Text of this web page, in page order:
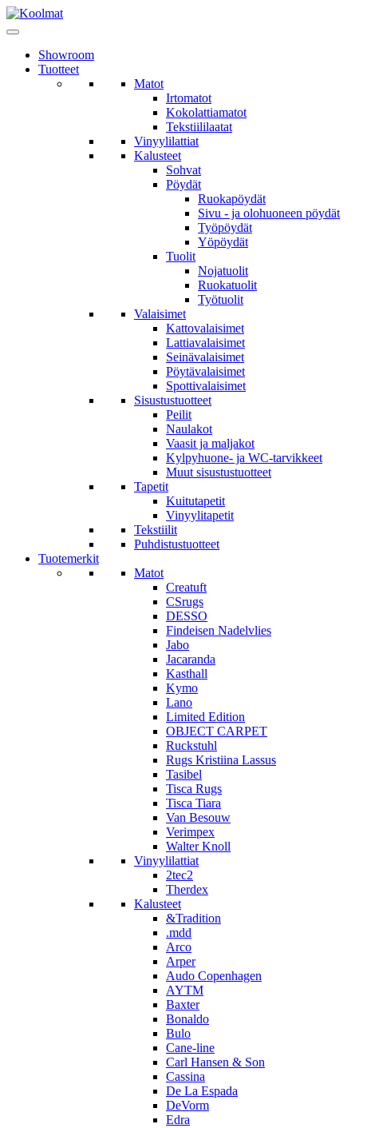
Showroom
Tuotteet
Matot
Irtomatot
Kokolattiamatot
Tekstiililaatat
Vinyylilattiat
Kalusteet
Sohvat
Pöydät
Ruokapöydät
Sivu - ja olohuoneen pöydät
Työpöydät
Yöpöydät
Tuolit
Nojatuolit
Ruokatuolit
Työtuolit
Valaisimet
Kattovalaisimet
Lattiavalaisimet
Seinävalaisimet
Pöytävalaisimet
Spottivalaisimet
Sisustustuotteet
Peilit
Naulakot
Vaasit ja maljakot
Kylpyhuone- ja WC-tarvikkeet
Muut sisustustuotteet
Tapetit
Kuitutapetit
Vinyylitapetit
Tekstiilit
Puhdistustuotteet
Tuotemerkit
Matot
Creatuft
CSrugs
DESSO
Findeisen Nadelvlies
Jabo
Jacaranda
Kasthall
Kymo
Lano
Limited Edition
OBJECT CARPET
Ruckstuhl
Rugs Kristiina Lassus
Tasibel
Tisca Rugs
Tisca Tiara
Van Besouw
Verimpex
Walter Knoll
Vinyylilattiat
2tec2
Therdex
Kalusteet
&Tradition
.mdd
Arco
Arper
Audo Copenhagen
AYTM
Baxter
Bonaldo
Bulo
Cane-line
Carl Hansen & Son
Cassina
De La Espada
DeVorm
Edra